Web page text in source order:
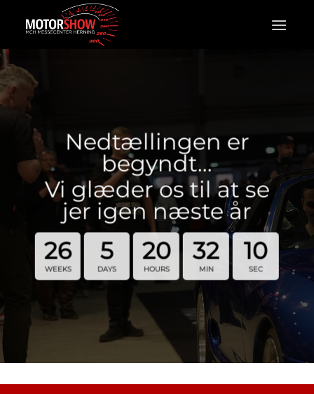
Nedtællingen er
begyndt…
Vi glæder os til at se
jer igen næste år
26
WEEKS
5
DAYS
20
HOURS
32
MIN
9
SEC